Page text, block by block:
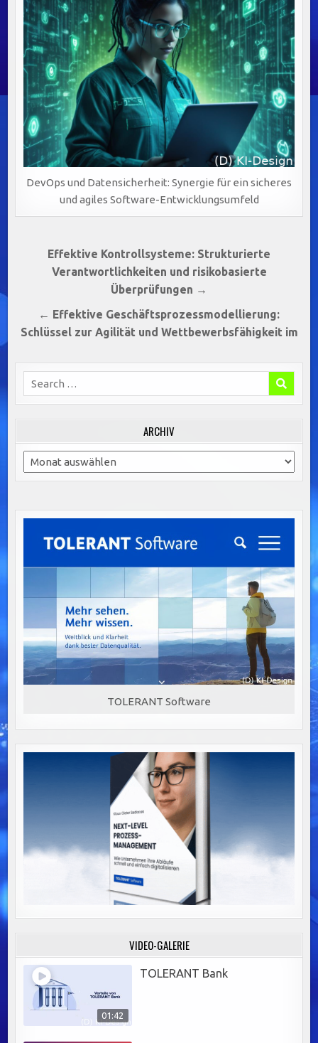
DevOps und Datensicherheit: Synergie für ein sicheres
und agiles Software-Entwicklungsumfeld
Beitragsnavigation
Effektive Kontrollsysteme: Strukturierte
Verantwortlichkeiten und risikobasierte
Überprüfungen →
← Effektive Geschäftsprozessmodellierung:
Schlüssel zur Agilität und Wettbewerbsfähigkeit im
Search
for:
ARCHIV
Archiv
TOLERANT Software
VIDEO-GALERIE
01:42
TOLERANT Bank